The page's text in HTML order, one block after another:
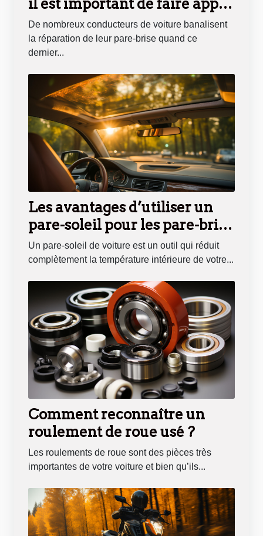
il est important de faire appel
à un professionnel
De nombreux conducteurs de voiture banalisent
la réparation de leur pare-brise quand ce
dernier...
Les avantages d’utiliser un
pare-soleil pour les pare-brise
de vos voitures
Un pare-soleil de voiture est un outil qui réduit
complètement la température intérieure de votre...
Comment reconnaître un
roulement de roue usé ?
Les roulements de roue sont des pièces très
importantes de votre voiture et bien qu’ils...